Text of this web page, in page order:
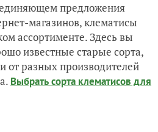
предложения
магазинов, клематисы
ассортименте. Здесь вы
известные старые сорта,
от разных производителей
Выбрать сорта клематисов для